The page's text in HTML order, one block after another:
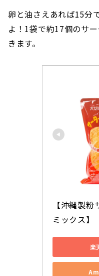
卵と油さえあれば15分
よ！1袋で約17個のサ
きます。
【沖縄製
ミックス】
楽